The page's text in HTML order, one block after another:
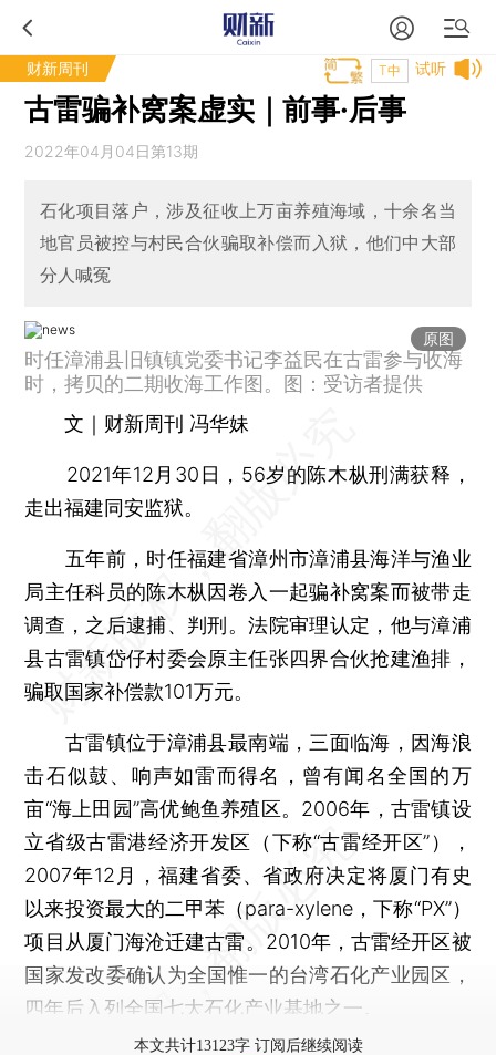
财新周刊 试听
T中
古雷骗补窝案虚实｜前事·后事
2022年04月04日第13期
石化项目落户，涉及征收上万亩养殖海域，十余名当
地官员被控与村民合伙骗取补偿而入狱，他们中大部
分人喊冤
原图
时任漳浦县旧镇镇党委书记李益民在古雷参与收海
时，拷贝的二期收海工作图。图：受访者提供
文｜财新周刊 冯华妹
2021年12月30日，56岁的陈木枞刑满获释，
走出福建同安监狱。
五年前，时任福建省漳州市漳浦县海洋与渔业
局主任科员的陈木枞因卷入一起骗补窝案而被带走
调查，之后逮捕、判刑。法院审理认定，他与漳浦
县古雷镇岱仔村委会原主任张四界合伙抢建渔排，
骗取国家补偿款101万元。
古雷镇位于漳浦县最南端，三面临海，因海浪
击石似鼓、响声如雷而得名，曾有闻名全国的万
亩“海上田园”高优鲍鱼养殖区。2006年，古雷镇设
立省级古雷港经济开发区（下称“古雷经开区”），
2007年12月，福建省委、省政府决定将厦门有史
以来投资最大的二甲苯（para-xylene，下称“PX”）
项目从厦门海沧迁建古雷。2010年，古雷经开区被
国家发改委确认为全国惟一的台湾石化产业园区，
四年后入列全国七大石化产业基地之一。
本文共计13123字 订阅后继续阅读